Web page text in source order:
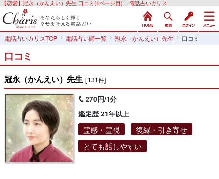
【恋愛】冠永（かんえい）先生 口コミ(1ページ目) ｜電話占いカリス
電話占いカリスTOP 電話占い師一覧 冠永（かんえい）先生 口コミ
口コミ
冠永（かんえい）先生 [ 131件]
270円/1分
鑑定歴 21年以上
霊感・霊視
復縁・引き寄せ
とても話しやすい